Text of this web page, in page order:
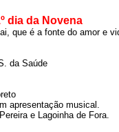
dia da Novena
que é a fonte do amor e
da Saúde
e Lagoinha de Fora.